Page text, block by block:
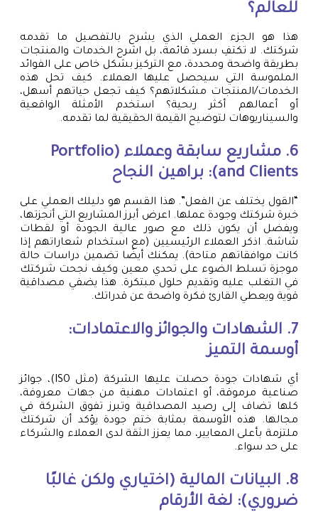
للعالم؟
هذا هو الجزء العملي الذي يشرح بالتفصيل ما تقدمه
شركتك. لا تكتفِ بسرد قائمة، بل اشرح الخدمات والمنتجات
بطريقة واضحة ومحددة، مع التركيز بشكل خاص على الفوائد
الملموسة التي سيحصل عليها العملاء. كيف تحل هذه
الخدمات/المنتجات مشكلاتهم؟ كيف تجعل حياتهم أسهل،
أو أعمالهم أكثر ربحية؟ استخدم الأمثلة الواقعية
والسيناريوهات لتوضيح القيمة الحقيقية لما تقدمه.
6. مشاريع سابقة وعملاء (Portfolio
and Clients): براهين النجاح
“القول يختلف عن الفعل”. هذا القسم هو دليلك العملي على
خبرة شركتك وجودة عملها. اعرض أبرز المشاريع التي أنجزتها،
ويفضل أن يكون ذلك مع صور عالية الجودة أو لقطات
شاشة. اذكر العملاء الرئيسيين (مع استخدام شعاراتهم إذا
كانت موافقاتهم متاحة). يمكنك أيضًا تضمين دراسات حالة
موجزة تسلط الضوء على تحدي معين وكيف نجحت شركتك
في التغلب عليه وتقديم حلول مبتكرة. هذا يضفي مصداقية
قوية ويعطي القارئ فكرة واضحة عن قدراتك.
7. الشهادات والجوائز والاعتمادات:
أوسمة التميز
أي شهادات جودة حصلت عليها الشركة (مثل ISO)، جوائز
صناعية مرموقة، أو اعتمادات مهنية من جهات معروفة،
كلها تضاف إلى رصيد المصداقية وتبرز تفوق الشركة في
مجالها. هذه الأوسمة بمثابة ختم جودة يؤكد أن شركتك
ملتزمة بأعلى المعايير، مما يعزز الثقة لدى العملاء والشركاء
على حد سواء.
8. البيانات المالية (اختياري ولكن غالبًا
ضروري): لغة الأرقام